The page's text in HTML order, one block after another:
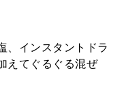
、インスタントドラ
えてぐるぐる混ぜ